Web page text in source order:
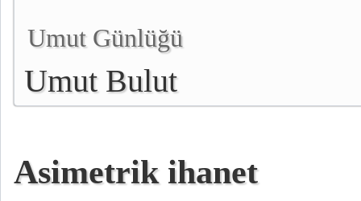
Umut Günlüğü
Umut Bulut
Asimetrik ihanet